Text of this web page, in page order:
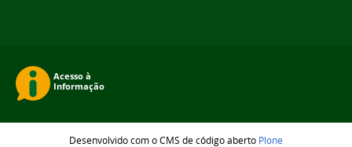
Desenvolvido com o CMS de código aberto Plone